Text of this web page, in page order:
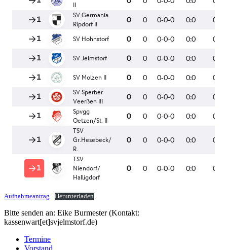
Aufnahmeantrag Herunterladen
Bitte senden an: Eike Burmester (Kontakt:
kassenwart[et]svjelmstorf.de)
Termine
Vorstand